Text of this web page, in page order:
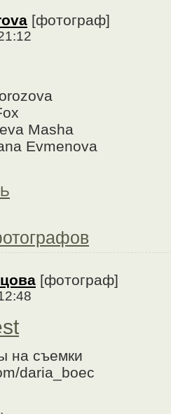
[фотограф]
Masha
Evmenova
[фотограф]
на съемки
daria_boec